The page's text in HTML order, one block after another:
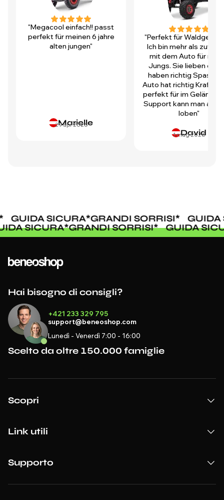
"Megacool einfach!! passt
perfekt für meinen 6 jahre
alten jungen"
Marielle
29 apr 2026
"Perfekt für
Ich bin mehr als
mit dem Auto für
Jungs. Sie lieben es
haben richtig Spass!
Auto hat richtig Kraft
perfekt für im Gelände.
Support kann man auch
loben"
David
1 mag 2026
GUIDA SICURA*GRANDI SORRISI*
GUIDA
SICURA*GRANDI SORRISI* GUIDA
Hai bisogno di consigli?
+421 233 329 795
support@beneoshop.com
Lunedì - Venerdì 7:00 - 16:00
Scelto da oltre 150.000 famiglie
Scopri
Link utili
Supporto